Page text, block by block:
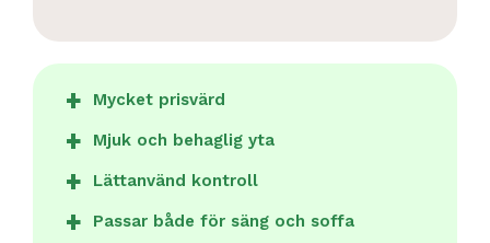
Mycket prisvärd
Mjuk och behaglig yta
Lättanvänd kontroll
Passar både för säng och soffa